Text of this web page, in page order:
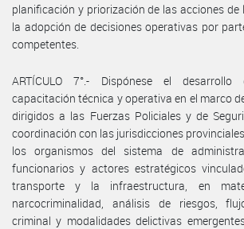
planificación y priorización de las acciones de
la adopción de decisiones operativas por
competentes.
ARTÍCULO 7°.- Dispónese el
capacitación técnica y operativa en el marco
dirigidos a las Fuerzas Policiales y de
coordinación con las jurisdicciones
los organismos del sistema de
funcionarios y actores estratégicos
transporte y la infraestructura, en
narcocriminalidad, análisis de riesgos,
criminal y modalidades delictivas